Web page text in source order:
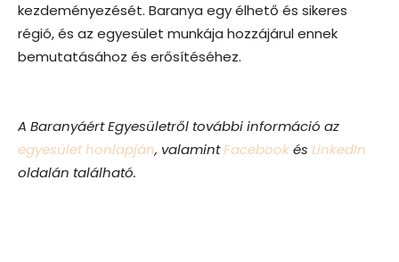
kezdeményezését. Baranya egy élhető és sikeres
régió, és az egyesület munkája hozzájárul ennek
bemutatásához és erősítéséhez.
A Baranyáért Egyesületről további információ az
egyesület honlapján, valamintFacebookés LinkedIn
oldalán található.